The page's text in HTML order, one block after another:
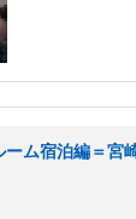
ーム宿泊編＝